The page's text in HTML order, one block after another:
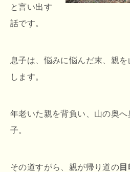
と言い出す
話です。
息子は、悩みに悩んだ末、親
します。
年老いた親を背負い、山の奥
子。
その道すがら、親が帰り道の